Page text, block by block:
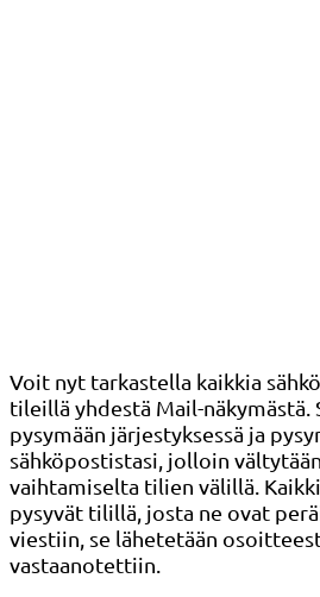
Voit nyt tarkastella kaikkia
tileillä yhdestä Mail-näkymästä.
pysymään järjestyksessä ja
sähköpostistasi, jolloin
vaihtamiselta tilien välillä.
pysyvät tilillä, josta ne ovat
viestiin, se lähetetään
vastaanotettiin.